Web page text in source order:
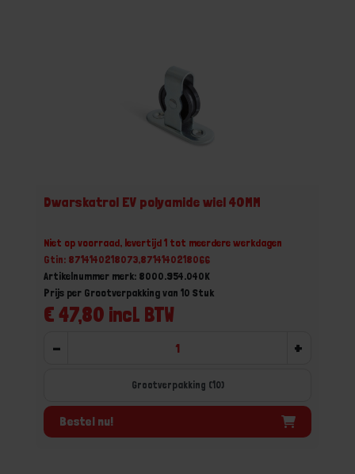
Dwarskatrol EV polyamide wiel 40MM
Niet op voorraad, levertijd 1 tot meerdere werkdagen
Gtin: 8714140218073,8714140218066
Artikelnummer merk: 8000.954.040K
€ 47,80 incl. BTW
Prijs per Grootverpakking van 10 Stuk
- +
Grootverpakking (10)
Bestel nu!